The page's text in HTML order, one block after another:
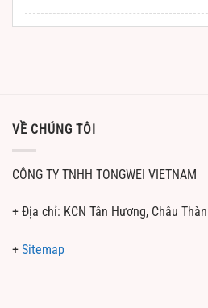
VỀ CHÚNG TÔI
CÔNG TY TNHH TONGWEI VIETNAM
+ Địa chỉ: KCN Tân Hương, Châu
+ Sitemap